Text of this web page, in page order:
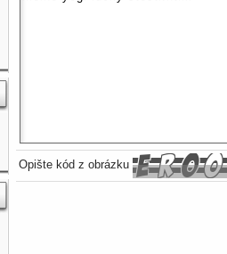
Opište kód z obrázku